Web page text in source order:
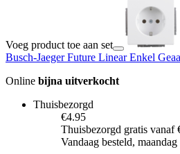
Voeg product toe aan set
Busch-Jaeger Future Linear Enkel
Online bijna uitverkocht
Thuisbezorgd
€4.95
Thuisbezorgd gratis vanaf
Vandaag besteld,